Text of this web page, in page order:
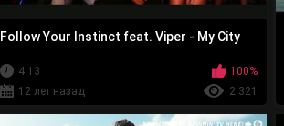
Follow Your Instinct feat. Viper - My City
4:13
100%
12 лет назад
2 321